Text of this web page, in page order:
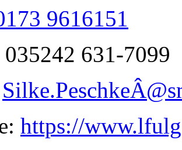
9616151
035242 631-7099
https://